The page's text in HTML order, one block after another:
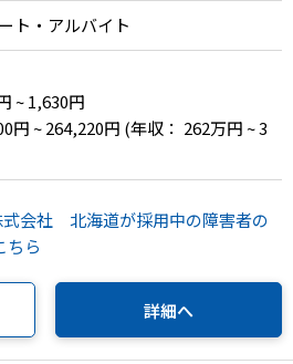
ト・アルバイト
~ 1,630円
円 ~ 264,220円 (年収： 262万円 ~ 3
式会社 北海道が採用中の障害者の
ちら
詳細へ